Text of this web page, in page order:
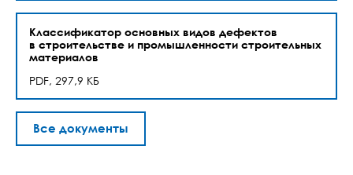
Классификатор основных видов дефектов
в строительстве и промышленности строительных
материалов
PDF, 297,9 КБ
Все документы